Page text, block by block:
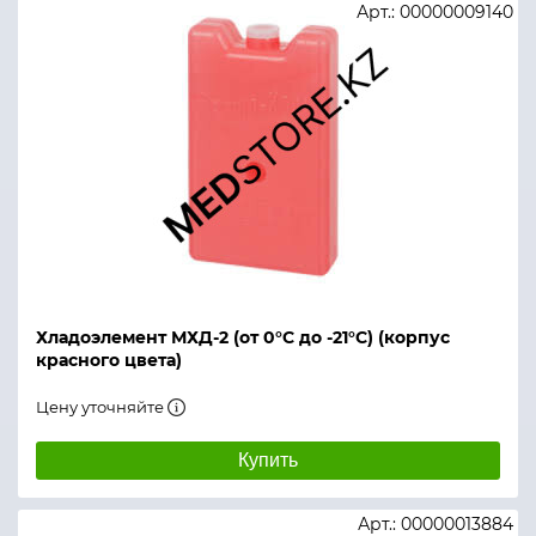
Хладоэлемент МХД-2 (от 0°С до -21°С) (корпус
красного цвета)
Арт.: 00000009140
Цену уточняйте
Купить
Арт.: 00000013884